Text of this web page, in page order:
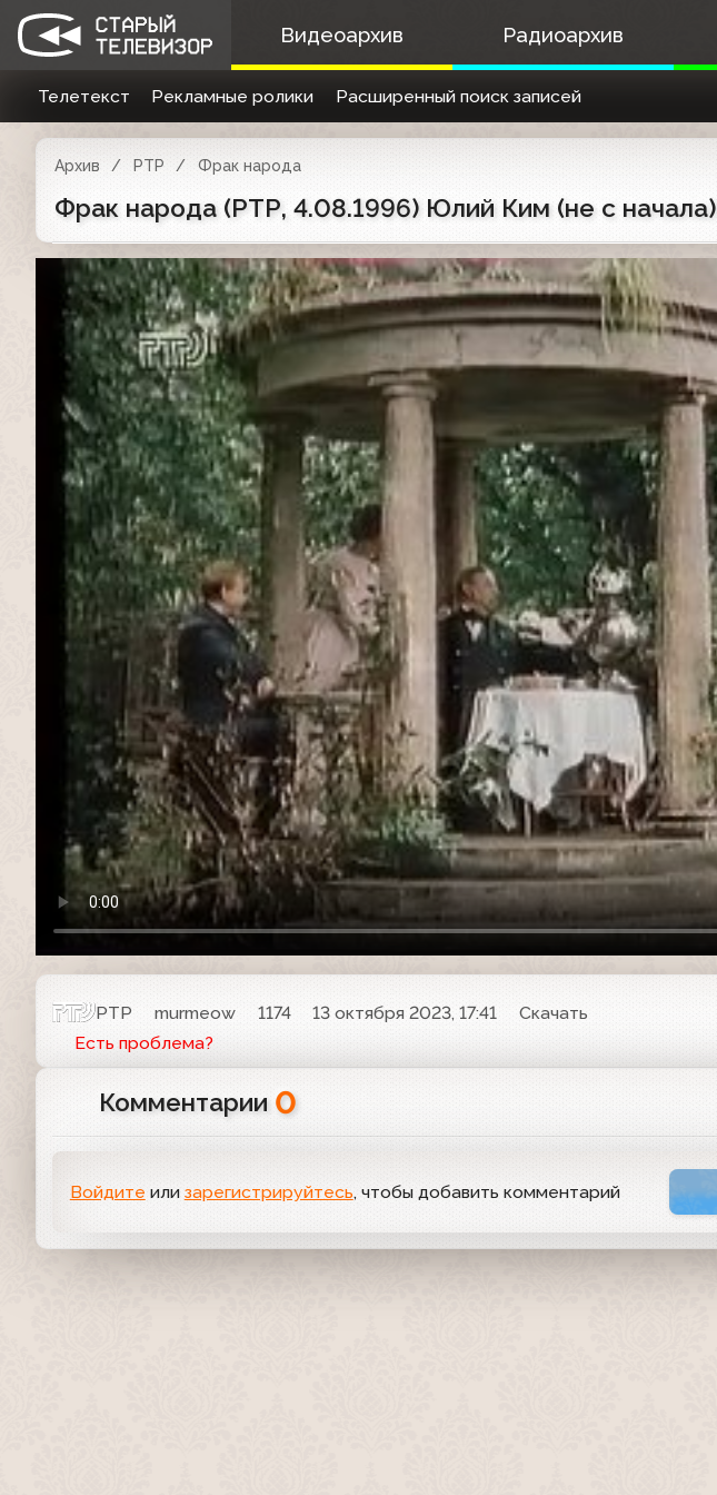
Видеоархив Радиоархив
Телетекст Рекламные ролики Расширенный поиск записей
Архив РТР Фрак народа
Фрак народа (РТР, 4.08.1996) Юлий Ким (не с начала)
РТР murmeow 1174 13 октября 2023, 17:41
Скачать
Есть проблема?
Комментарии 0
Войдите или зарегистрируйтесь, чтобы добавить комментарий